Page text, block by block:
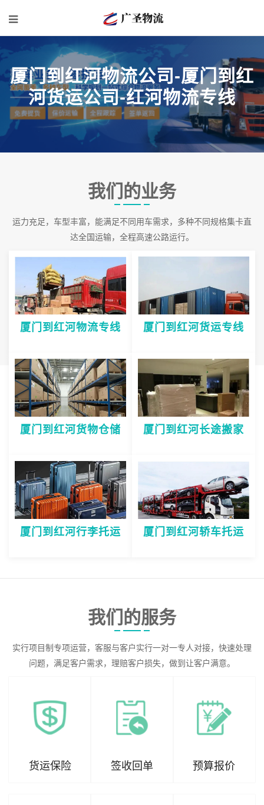
厦门到红河物流公司-厦门到红
河货运公司-红河物流专线
我们的业务
运力充足，车型丰富，能满足不同用车需求，多种不同规格集卡直
达全国运输，全程高速公路运行。
厦门到红河物流专线 厦门到红河货运专线
厦门到红河货物仓储 厦门到红河长途搬家
厦门到红河行李托运 厦门到红河轿车托运
我们的服务
实行项目制专项运营，客服与客户实行一对一专人对接，快速处理
问题，满足客户需求，理赔客户损失，做到让客户满意。
货运保险 签收回单 预算报价